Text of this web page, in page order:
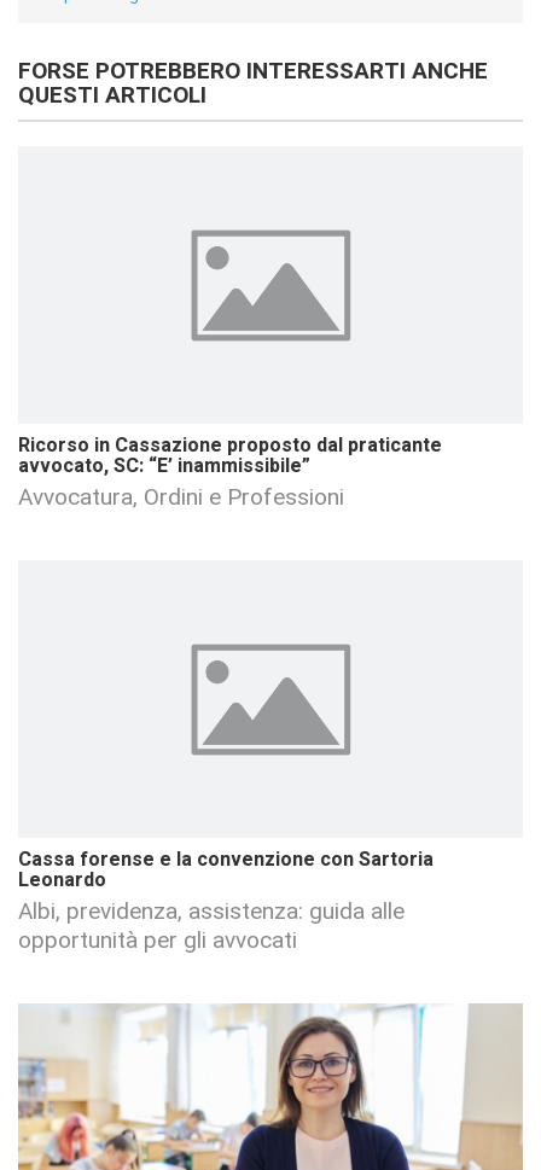
FORSE POTREBBERO INTERESSARTI ANCHE
QUESTI ARTICOLI
Ricorso in Cassazione proposto dal praticante
avvocato, SC: “E’ inammissibile”
Avvocatura, Ordini e Professioni
Cassa forense e la convenzione con Sartoria
Leonardo
Albi, previdenza, assistenza: guida alle
opportunità per gli avvocati